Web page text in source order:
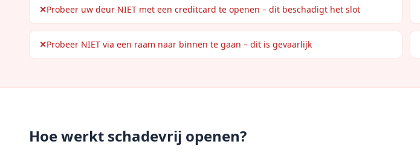
✕Probeer uw deur NIET met een creditcard te openen – dit beschadigt het slot
✕Probeer NIET via een raam naar binnen te gaan – dit is gevaarlijk
Hoe werkt schadevrij openen?